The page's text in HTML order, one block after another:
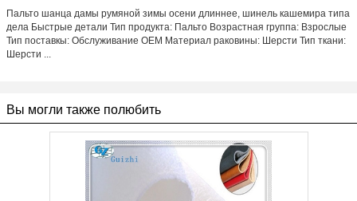
Пальто шанца дамы румяной зимы осени длиннее, шинель кашемира типа
дела Быстрые детали Тип продукта: Пальто Возрастная группа: Взрослые
Тип поставкы: Обслуживание OEM Материал раковины: Шерсти Тип ткани:
Шерсти ...
Вы могли также полюбить